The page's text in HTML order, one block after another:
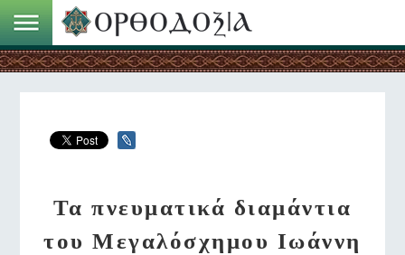
Τα πνευματικά διαμάντια
του Μεγαλόσχημου Ιωάννη